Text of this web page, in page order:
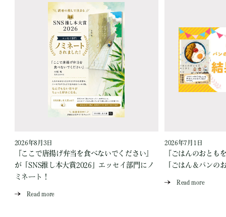
2026年8月3日
『ここで唐揚げ弁当を食べないでください』
が「SNS推し本大賞2026」エッセイ部門にノ
ミネート！
Read more
2026年7月1日
『ごはんのおとも
「ごはん＆パンの
Read more